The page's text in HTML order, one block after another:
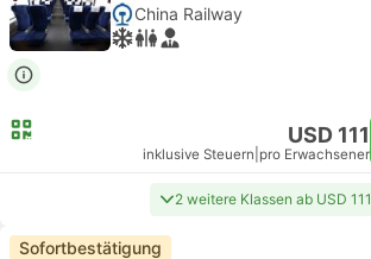
China Railway
USD 111
inklusive Steuern pro Erwachsener
2 weitere Klassen ab USD 111
Sofortbestätigung